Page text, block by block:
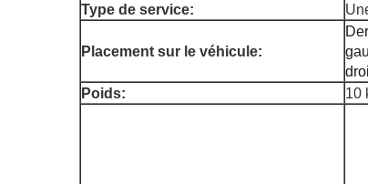
Type de service:
Placement sur le véhicule:
Poids: 10